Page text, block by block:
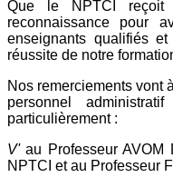
Que le NPTCI reçoit
reconnaissance pour
enseignants qualifiés
réussite de notre
Nos remerciements vont
personnel
particulièrement :
V'au Professeur AVOM
NPTCI et au Professeur